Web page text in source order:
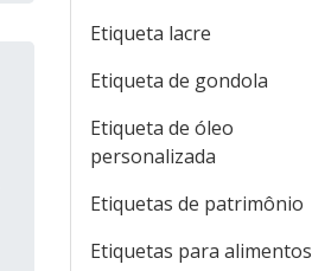
Etiqueta lacre
Etiqueta de gondola
Etiqueta de óleo
personalizada
Etiquetas de patrimônio
Etiquetas para alimentos